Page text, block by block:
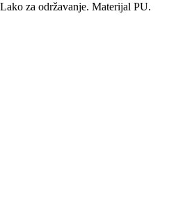
za održavanje. Materijal PU.